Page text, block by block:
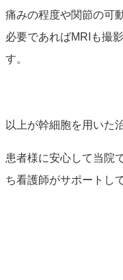
痛みの程度や関節の可
必要であればMRIも撮
す。
以上が幹細胞を用いた
患者様に安心して当院
ち看護師がサポートし